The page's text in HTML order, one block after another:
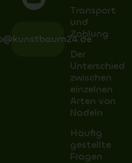
Transport
und
Zahlung
Der
Unterschied
zwischen
einzelnen
Arten von
Nadeln
Häufig
gestellte
Fragen